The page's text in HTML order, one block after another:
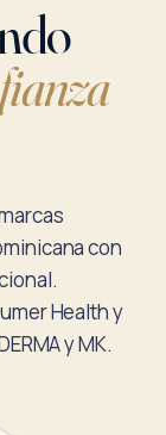
con
Health y
y MK.